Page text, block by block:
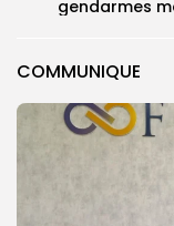
COMMUNIQUE
gendarmes